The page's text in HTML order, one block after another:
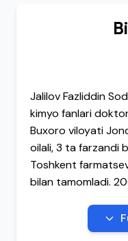
Jalilov Fazliddin
kimyo fanlari
Buxoro viloyati
oilali, 3 ta farzandi
Toshkent
bilan tamomladi.
aspirant bo‘lib,
2005 yilda